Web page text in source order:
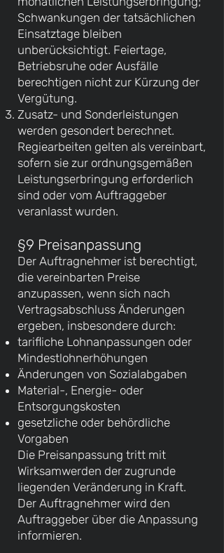
Schwankungen der tatsächlichen
Einsatztage bleiben
unberücksichtigt. Feiertage,
Betriebsruhe oder Ausfälle
berechtigen nicht zur Kürzung der
Vergütung.
Zusatz- und Sonderleistungen
werden gesondert berechnet.
Regiearbeiten gelten als vereinbart,
sofern sie zur ordnungsgemäßen
Leistungserbringung erforderlich
sind oder vom Auftraggeber
veranlasst wurden.
§9 Preisanpassung
Der Auftragnehmer ist berechtigt,
die vereinbarten Preise
anzupassen, wenn sich nach
Vertragsabschluss Änderungen
ergeben, insbesondere durch:
tarifliche Lohnanpassungen oder
Mindestlohnerhöhungen
Änderungen von Sozialabgaben
Material-, Energie- oder
Entsorgungskosten
gesetzliche oder behördliche
Vorgaben
Die Preisanpassung tritt mit
Wirksamwerden der zugrunde
liegenden Veränderung in Kraft.
Der Auftragnehmer wird den
Auftraggeber über die Anpassung
informieren.